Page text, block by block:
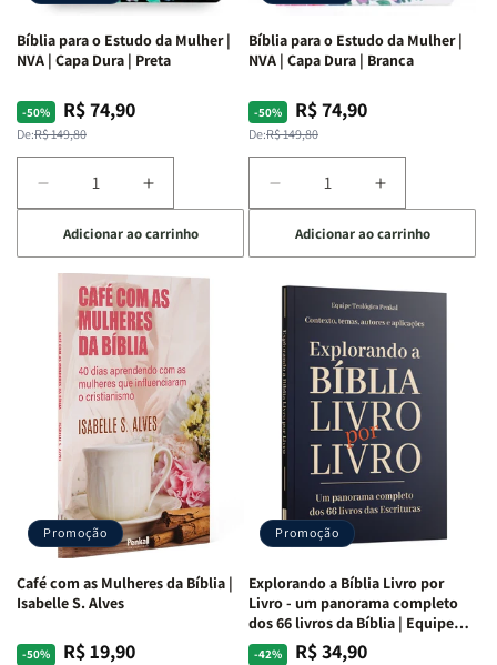
Bíblia para o Estudo da Mulher |
NVA | Capa Dura | Preta
-50%
Preço
normal
De:R$ 149,80
Preço
promocional
R$ 74,90
Diminuir
a
quantidade
de
Bíblia
para
Estudo
da
Mulher
NVA
Capa
Dura
|
Preta
Aumentar
a
quantidade
de
Bíblia
para
o
Estudo
da
Mulher
|
NVA
|
Capa
Dura
|
Adicionar ao carrinho
Bíblia para o Estudo da Mulher |
NVA | Capa Dura | Branca
-50%
Preço
normal
De:R$ 149,80
Preço
promocional
R$ 74,90
Diminuir
a
quantidade
de
Bíblia
o
Estudo
da
Mulher
NVA
Capa
Dura
|
Aumentar
a
quantidade
de
Bíblia
para
o
Estudo
da
Mulher
|
NVA
|
Capa
Dura
|
Adicionar ao carrinho
Promoção
Café com as Mulheres da Bíblia |
Isabelle S. Alves
-50%
Preço
PreçoR$ 19,90
Promoção
Explorando a Bíblia Livro por
Livro - um panorama completo
dos 66 livros da Bíblia | Equipe
teológica Penkal
-42%
Preço
PreçoR$ 34,90